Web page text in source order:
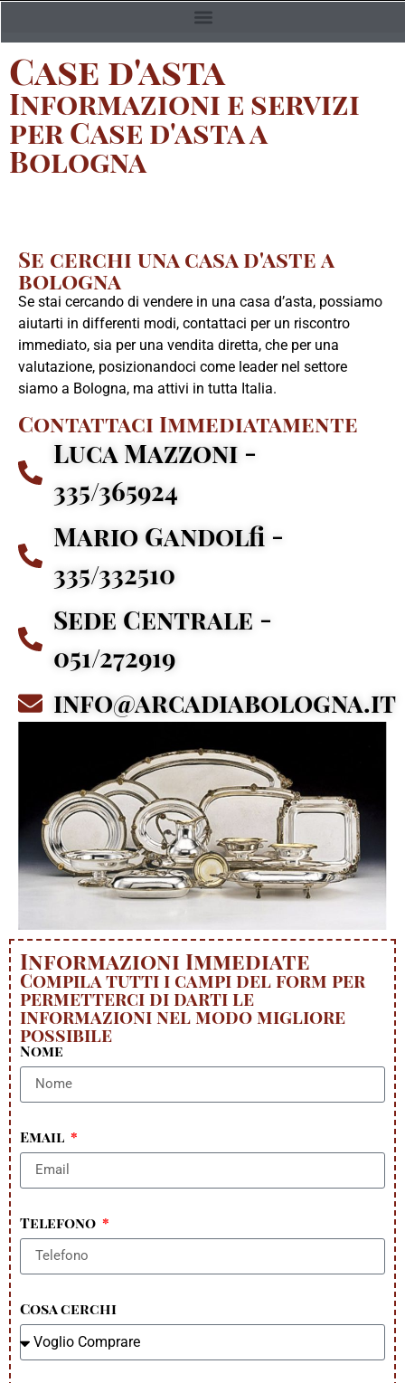
Case d'asta
Informazioni e servizi
per Case d'asta a
Bologna
Se cerchi una casa d'aste a
bologna
Se stai cercando di vendere in una casa d’asta, possiamo
aiutarti in differenti modi, contattaci per un riscontro
immediato, sia per una vendita diretta, che per una
valutazione, posizionandoci come leader nel settore
siamo a Bologna, ma attivi in tutta Italia.
Contattaci Immediatamente
Luca Mazzoni -
335/365924
Mario Gandolfi -
335/332510
Sede Centrale -
051/272919
info@arcadiabologna.it
Informazioni Immediate
Compila tutti i campi del form per
permetterci di darti le
informazioni nel modo migliore
possibile
Nome
Email
Telefono
Cosa cerchi